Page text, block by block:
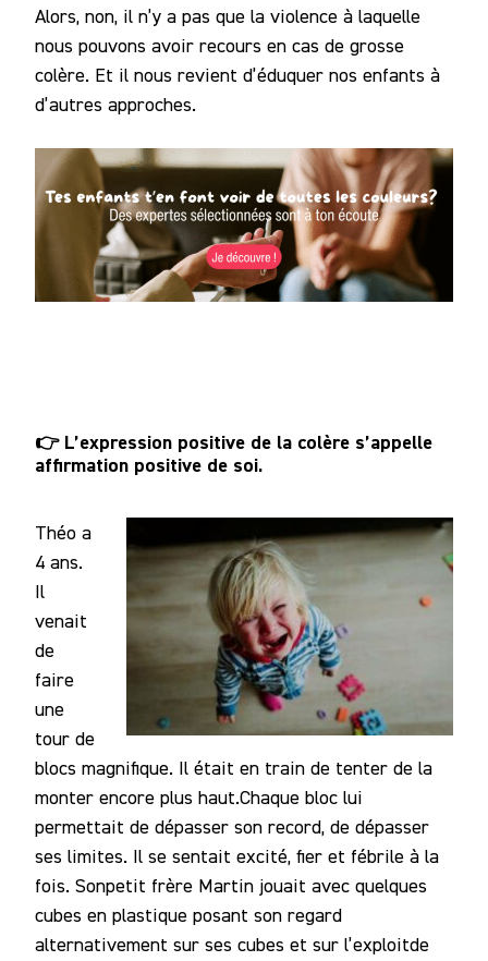
Alors, non, il n’y a pas que la violence à laquelle
nous pouvons avoir recours en cas de grosse
colère. Et il nous revient d’éduquer nos enfants à
d’autres approches.
👉 L’expression positive de la colère s’appelle
affirmation positive de soi.
Théo a
4 ans.
Il
venait
de
faire
une
tour de
blocs magnifique. Il était en train de tenter de la
monter encore plus haut.Chaque bloc lui
permettait de dépasser son record, de dépasser
ses limites. Il se sentait excité, fier et fébrile à la
fois. Sonpetit frère Martin jouait avec quelques
cubes en plastique posant son regard
alternativement sur ses cubes et sur l’exploitde